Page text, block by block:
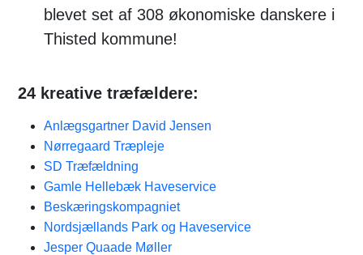
blevet set af 308 økonomiske danskere i
Thisted kommune!
24 kreative træfældere:
Anlægsgartner David Jensen
Nørregaard Træpleje
SD Træfældning
Gamle Hellebæk Haveservice
Beskæringskompagniet
Nordsjællands Park og Haveservice
Jesper Quaade Møller